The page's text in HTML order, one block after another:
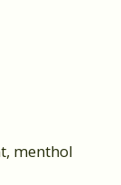
menthol